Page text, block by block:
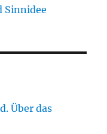
Sinnidee
Über das